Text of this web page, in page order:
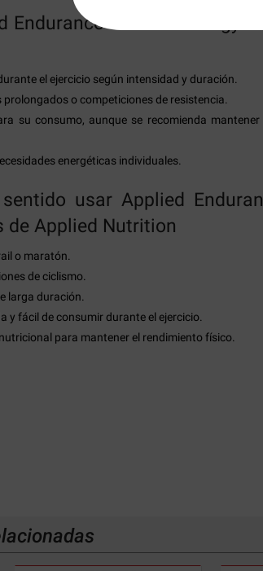
Isotonic Energy
el ejercicio según intensidad y duración.
o competiciones de resistencia.
su consumo, aunque se recomienda mantener
energéticas individuales.
usar Applied
de Applied Nutrition
o maratón.
de ciclismo.
larga duración.
y fácil de consumir durante el ejercicio.
para mantener el rendimiento físico.